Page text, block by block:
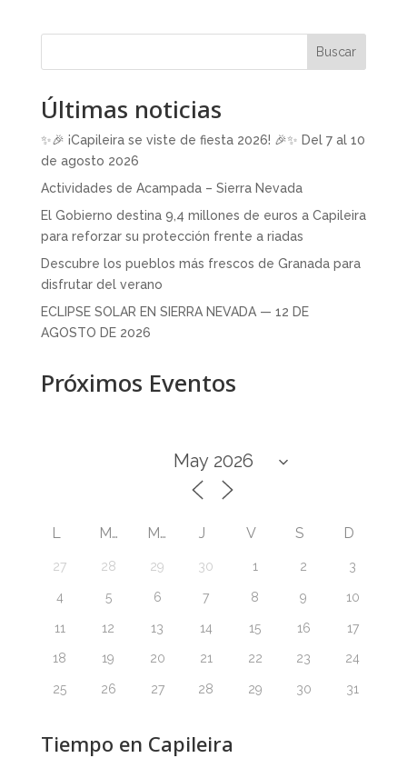
Buscar
Últimas noticias
✨🎉 ¡Capileira se viste de fiesta 2026! 🎉✨ Del 7 al 10
de agosto 2026
Actividades de Acampada – Sierra Nevada
El Gobierno destina 9,4 millones de euros a Capileira
para reforzar su protección frente a riadas
Descubre los pueblos más frescos de Granada para
disfrutar del verano
ECLIPSE SOLAR EN SIERRA NEVADA — 12 DE
AGOSTO DE 2026
Próximos Eventos
L M M J V S D
27 28 29 30 1 2 3
4 5 6 7 8 9 10
11 12 13 14 15 16 17
18 19 20 21 22 23 24
25 26 27 28 29 30 31
Tiempo en Capileira